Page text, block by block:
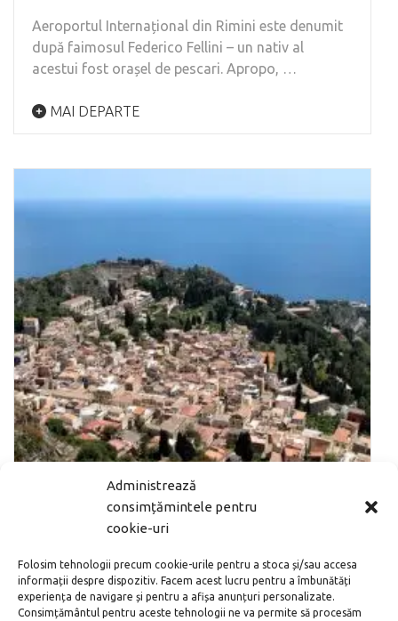
Administrează
consimțămintele pentru
cookie-uri
Folosim tehnologii precum cookie-urile pentru a stoca și/sau accesa
informații despre dispozitiv. Facem acest lucru pentru a îmbunătăți
experiența de navigare și pentru a afișa anunțuri personalizate.
Consimțământul pentru aceste tehnologii ne va permite să procesăm
Aeroportul Internațional din Rimini este denumit
după faimosul Federico Fellini – un nativ al
acestui fost orașel de pescari. Apropo, …
MAI DEPARTE
Sicilia, Taormina – Atracții turistice de
vizitat